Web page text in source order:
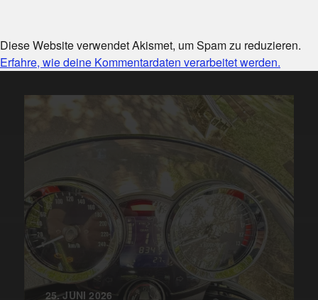
Diese Website verwendet Akismet, um Spam zu reduzieren.
Erfahre, wie deine Kommentardaten verarbeitet werden.
25. JUNI 2026